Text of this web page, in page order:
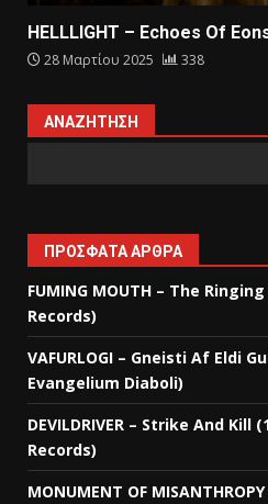
HELLLIGHT – Echoes Of
28 Μαρτίου 2025 338
ΑΝΑΖΉΤΗΣΗ
ΠΡΌΣΦΑΤΑ ΆΡΘΡΑ
FUMING MOUTH – The
Records)
VAFURLOGI – Gneisti Af Eldi
Evangelium Diaboli)
DEVILDRIVER – Strike And Kill
Records)
MONUMENT OF